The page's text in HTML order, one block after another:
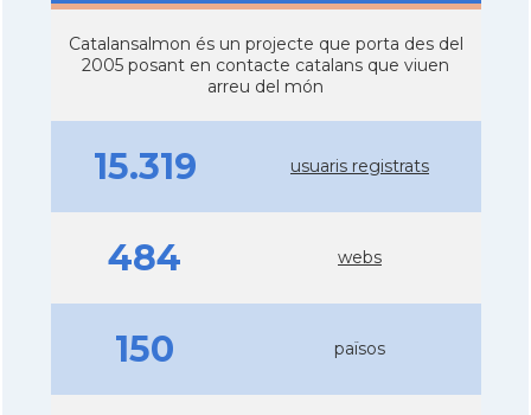
Catalansalmon és un projecte que porta des del
2005 posant en contacte catalans que viuen
arreu del món
15.319 usuaris registrats
484 webs
150 països